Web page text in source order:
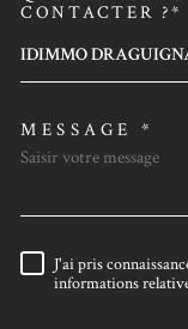
CONTACTER ?*
IDIMMO
MESSAGE *
J'ai pris
informations